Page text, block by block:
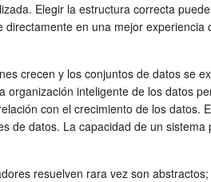
Elegir la estructura correcta
en una mejor
crecen y los conjuntos de datos se
inteligente de los datos
con el crecimiento de los datos.
datos. La capacidad de un
resuelven rara vez son